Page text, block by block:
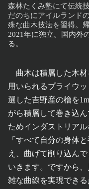
森林たくみ塾にて伝統
だのちにアイルランド
殊な曲木技法を習得。
2021年に独立。国内外
る。
曲木は積層した木材
用いられるプライウ
選した吉野産の檜を
がら積層して巻き込
ためインダストリア
「すべて自分の身体
え、曲げて削り込ん
いきます。ですから
雑な曲線を実現できる